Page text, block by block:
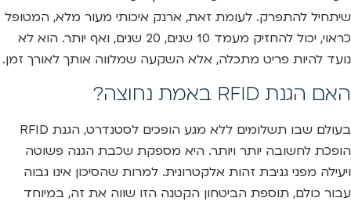
שיתחיל להתפרק. לעומת זאת, ארנק איכותי מעור מלא, המטופל
כראוי, יכול להחזיק מעמד 10 שנים, 20 שנים, ואף יותר. הוא לא
נועד להיות פריט מתכלה, אלא השקעה שמלווה אותך לאורך זמן.
האם הגנת RFID באמת נחוצה?
בעולם שבו תשלומים ללא מגע הופכים לסטנדרט, הגנת RFID
הופכת לחשובה יותר ויותר. היא מספקת שכבת הגנה פשוטה
ויעילה מפני גניבת זהות אלקטרונית. למרות שהסיכון אינו גבוה
עבור כולם, תוספת הביטחון הקטנה הזו שווה את זה, במיוחד